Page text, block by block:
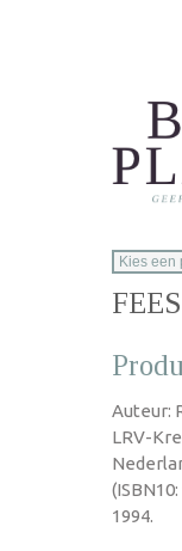
Auteur:
LRV-
1994.